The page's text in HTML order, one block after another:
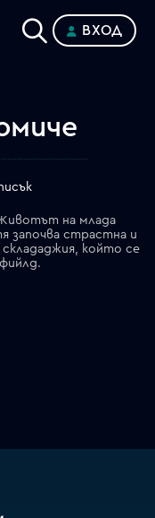
ВХОД
на млада
започва страстна и
който се